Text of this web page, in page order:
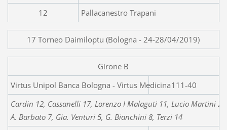
12
Pallacanestro Trapani
17 Torneo Daimiloptu (Bologna - 24-28/04/2019)
Girone B
Virtus Unipol Banca
111-40
Cardin 12, Cassanelli 17, Lorenzo I Malaguti 11, Lucio Martini
A. Barbato 7, Gia. Venturi 5, G. Bianchini 8, Terzi 14